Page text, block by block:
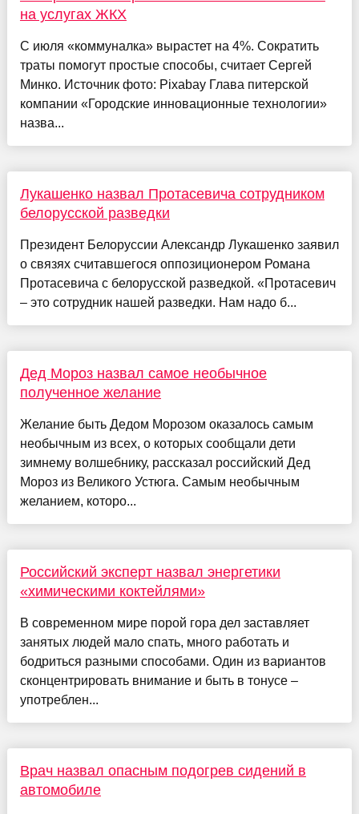
на услугах ЖКХ
С июля «коммуналка» вырастет на 4%. Сократить
траты помогут простые способы, считает Сергей
Минко. Источник фото: Pixabay Глава питерской
компании «Городские инновационные технологии»
назва...
Лукашенко назвал Протасевича сотрудником
белорусской разведки
Президент Белоруссии Александр Лукашенко заявил
о связях считавшегося оппозиционером Романа
Протасевича с белорусской разведкой. «Протасевич
– это сотрудник нашей разведки. Нам надо б...
Дед Мороз назвал самое необычное
полученное желание
Желание быть Дедом Морозом оказалось самым
необычным из всех, о которых сообщали дети
зимнему волшебнику, рассказал российский Дед
Мороз из Великого Устюга. Самым необычным
желанием, которо...
Российский эксперт назвал энергетики
«химическими коктейлями»
В современном мире порой гора дел заставляет
занятых людей мало спать, много работать и
бодриться разными способами. Один из вариантов
сконцентрировать внимание и быть в тонусе –
употреблен...
Врач назвал опасным подогрев сидений в
автомобиле